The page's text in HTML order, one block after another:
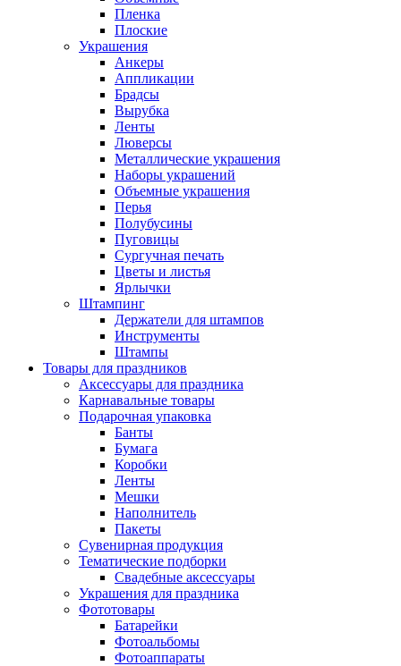
Пленка
Плоские
Украшения
Анкеры
Аппликации
Брадсы
Вырубка
Ленты
Люверсы
Металлические украшения
Наборы украшений
Объемные украшения
Перья
Полубусины
Пуговицы
Сургучная печать
Цветы и листья
Ярлычки
Штампинг
Держатели для штампов
Инструменты
Штампы
Товары для праздников
Аксессуары для праздника
Карнавальные товары
Подарочная упаковка
Банты
Бумага
Коробки
Ленты
Мешки
Наполнитель
Пакеты
Сувенирная продукция
Тематические подборки
Свадебные аксессуары
Украшения для праздника
Фототовары
Батарейки
Фотоальбомы
Фотоаппараты